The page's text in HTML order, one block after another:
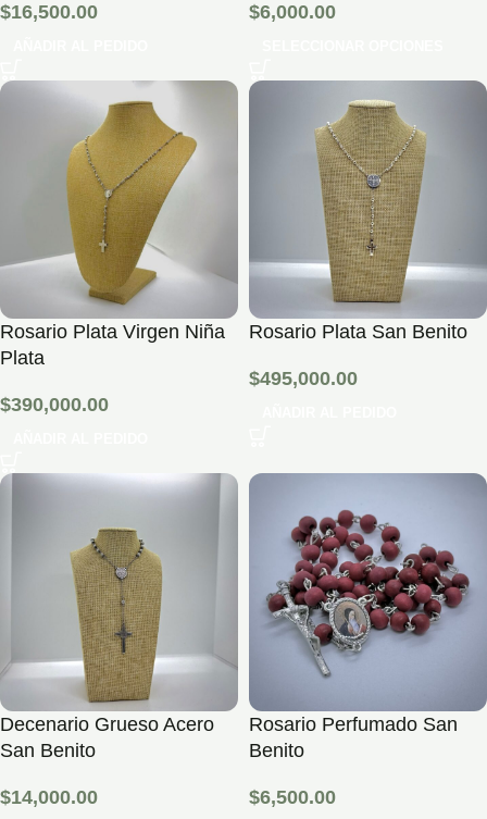
$16,500.00 $6,000.00
Rosario Plata Virgen Niña
Plata
$390,000.00
Rosario Plata San Benito
$495,000.00
Decenario Grueso Acero
San Benito
$14,000.00
Rosario Perfumado San
Benito
$6,500.00